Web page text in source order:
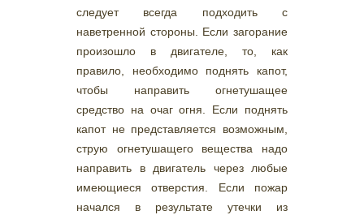
следует всегда подходить с
наветренной стороны. Если загорание
произошло в двигателе, то, как
правило, необходимо поднять капот,
чтобы направить огнетушащее
средство на очаг огня. Если поднять
капот не представляется возможным,
струю огнетушащего вещества надо
направить в двигатель через любые
имеющиеся отверстия. Если пожар
начался в результате утечки из